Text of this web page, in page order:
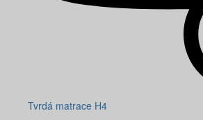
Tvrdá matrace H4